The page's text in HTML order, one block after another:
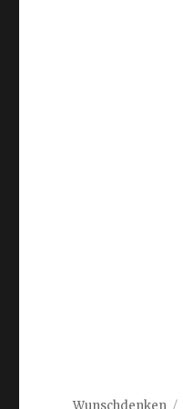
Wunschdenken